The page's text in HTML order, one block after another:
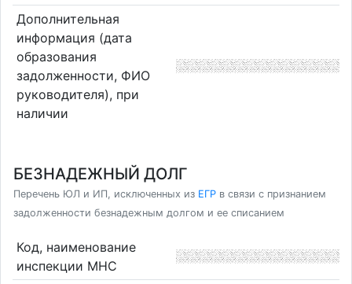
Дополнительная
информация (дата
образования
задолженности, ФИО
руководителя), при
наличии
БЕЗНАДЕЖНЫЙ ДОЛГ
Перечень ЮЛ и ИП, исключенных из ЕГР в связи с признанием
задолженности безнадежным долгом и ее списанием
Код, наименование
инспекции МНС